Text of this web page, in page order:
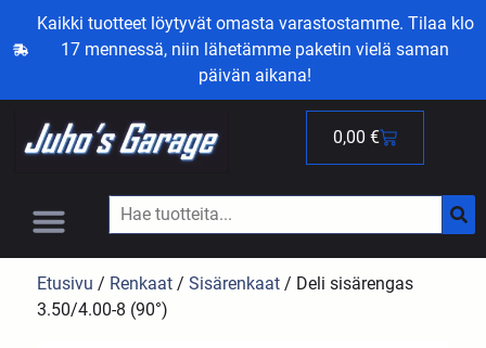
Kaikki tuotteet löytyvät omasta varastostamme. Tilaa klo
17 mennessä, niin lähetämme paketin vielä saman
päivän aikana!
0,00 €
Etusivu / Renkaat /Sisärenkaat / Deli sisärengas
3.50/4.00-8 (90°)